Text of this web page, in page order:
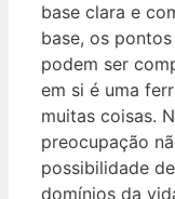
base clara e
base, os
podem ser
em si é uma
muitas coisas.
preocupação
possibilidade
domínios da